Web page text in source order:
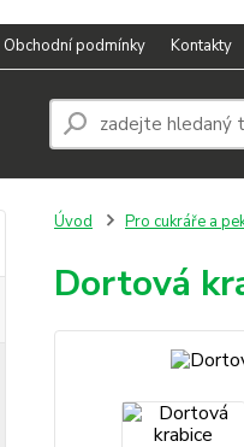
Obchodní podmínky Kontakty
Úvod Pro cukráře a
Dortová